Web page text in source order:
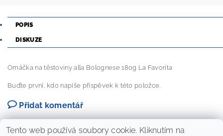
POPIS
DISKUZE
Omáčka na těstoviny alla Bolognese 180g La Favorita
Buďte první, kdo napíše příspěvek k této položce.
Přidat komentář
Tento web používá soubory cookie. Kliknutím na